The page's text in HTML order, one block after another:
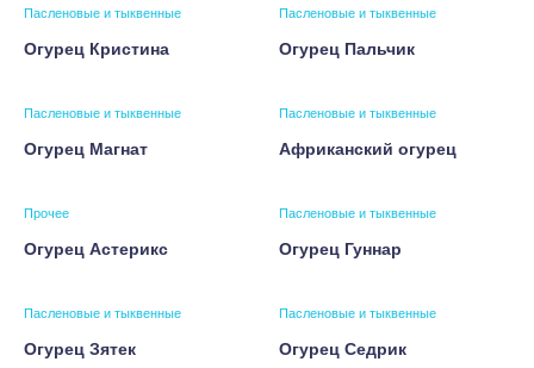
Пасленовые и тыквенные
Огурец Кристина
Пасленовые и тыквенные
Огурец Пальчик
Пасленовые и тыквенные
Огурец Магнат
Пасленовые и тыквенные
Африканский огурец
Прочее
Огурец Астерикс
Пасленовые и тыквенные
Огурец Гуннар
Пасленовые и тыквенные
Огурец Зятек
Пасленовые и тыквенные
Огурец Седрик